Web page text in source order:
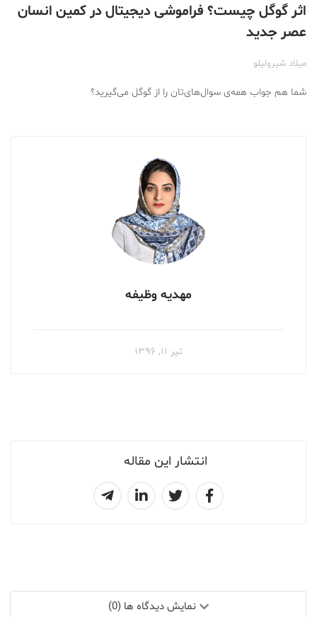
انتشار این مقاله
اثر گوگل چیست؟ فراموشی دیجیتال در کمین انسان
عصر جدید
میلاد شیرولیلو
شما هم جواب همه‌ی سوال‌های‌تان را از گوگل می‌گیرید؟
مهدیه وظیفه
تیر ۱۱, ۱۳۹۶
نمایش دیدگاه ها (0)